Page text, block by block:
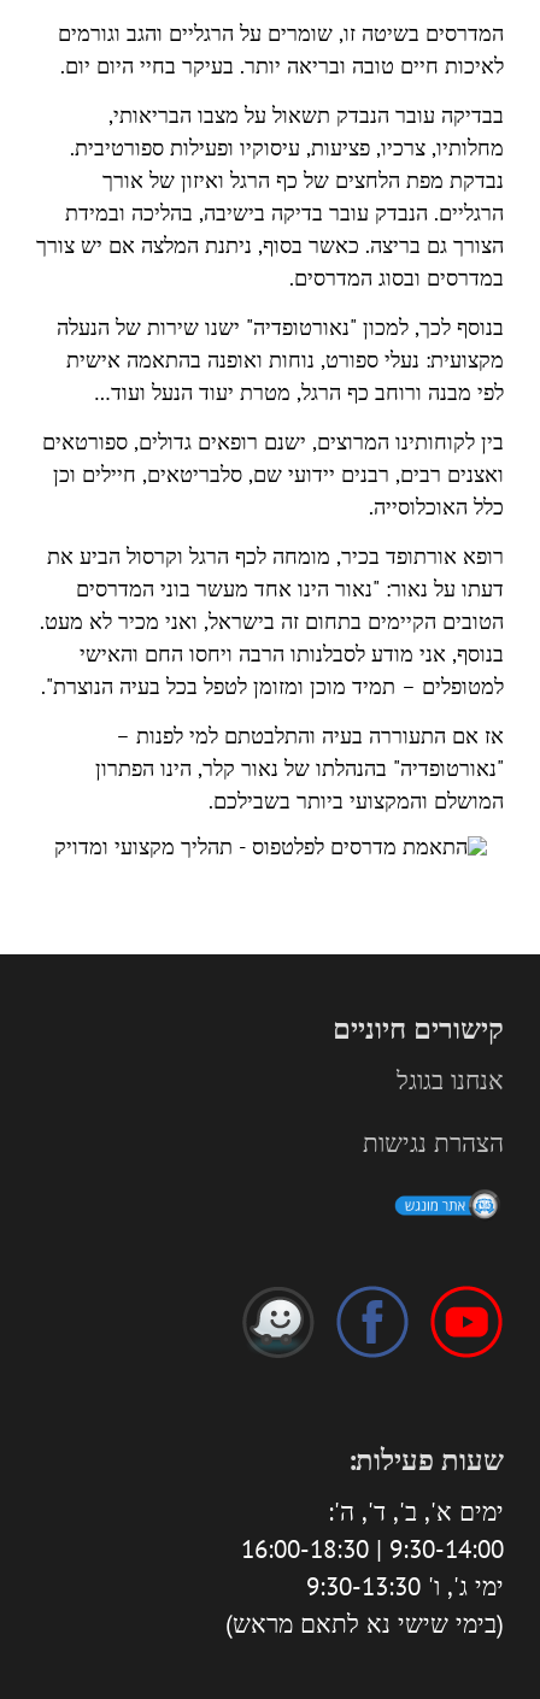
המדרסים בשיטה זו, שומרים על הרגליים והגב וגורמים
לאיכות חיים טובה ובריאה יותר. בעיקר בחיי היום יום.
בבדיקה עובר הנבדק תשאול על מצבו הבריאותי,
מחלותיו, צרכיו, פציעות, עיסוקיו ופעילות ספורטיבית.
נבדקת מפת הלחצים של כף הרגל ואיזון של אורך
הרגליים. הנבדק עובר בדיקה בישיבה, בהליכה ובמידת
הצורך גם בריצה. כאשר בסוף, ניתנת המלצה אם יש צורך
במדרסים ובסוג המדרסים.
בנוסף לכך, למכון "נאורטופדיה" ישנו שירות של הנעלה
מקצועית: נעלי ספורט, נוחות ואופנה בהתאמה אישית
לפי מבנה ורוחב כף הרגל, מטרת יעוד הנעל ועוד…
בין לקוחותינו המרוצים, ישנם רופאים גדולים, ספורטאים
ואצנים רבים, רבנים יידועי שם, סלבריטאים, חיילים וכן
כלל האוכלוסייה.
רופא אורתופד בכיר, מומחה לכף הרגל וקרסול הביע את
דעתו על נאור: "נאור הינו אחד מעשר בוני המדרסים
הטובים הקיימים בתחום זה בישראל, ואני מכיר לא מעט.
בנוסף, אני מודע לסבלנותו הרבה ויחסו החם והאישי
למטופלים – תמיד מוכן ומזומן לטפל בכל בעיה הנוצרת".
אז אם התעוררה בעיה והתלבטתם למי לפנות –
"נאורטופדיה" בהנהלתו של נאור קלר, הינו הפתרון
המושלם והמקצועי ביותר בשבילכם.
קישורים חיוניים
אנחנו בגוגל
הצהרת נגישות
שעות פעילות:
ימים א', ב', ד', ה':
9:30-14:00 | 16:00-18:30
ימי ג', ו' 9:30-13:30
(בימי שישי נא לתאם מראש)